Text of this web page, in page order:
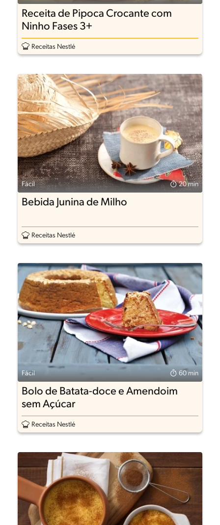
Receita de Pipoca Crocante com
Ninho Fases 3+
Receitas Nestlé
Fácil 20 min
Bebida Junina de Milho
Receitas Nestlé
Fácil 60 min
Bolo de Batata-doce e Amendoim
sem Açúcar
Receitas Nestlé